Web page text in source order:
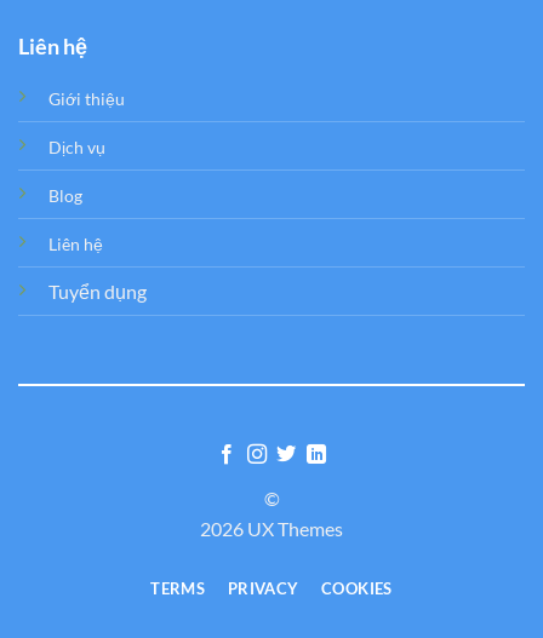
Liên hệ
Giới thiệu
Dịch vụ
Blog
Liên hệ
Tuyển dụng
©
2026 UX Themes
TERMS PRIVACY COOKIES